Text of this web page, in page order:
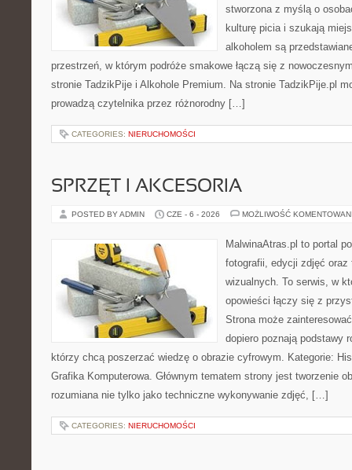
stworzona z myślą o
kulturę picia i szukają
alkoholem są
przestrzeń, w którym podróże smakowe łączą się z
stronie TadzikPije i Alkohole Premium. Na stronie TadzikPije.pl
prowadzą czytelnika przez różnorodny […]
CATEGORIES: NIERUCHOMOŚCI
SPRZĘT I AKCESORIA
POSTED BY ADMIN CZE - 6 - 2026 MOŻLIWOŚĆ
MalwinaAtras.pl to portal
fotografii, edycji zdjęć oraz
wizualnych. To serwis, w
opowieści łączy się z
Strona może
dopiero poznają podstawy
którzy chcą poszerzać wiedzę o obrazie cyfrowym. Kategorie:
Grafika Komputerowa. Głównym tematem strony jest tworzenie
rozumiana nie tylko jako techniczne wykonywanie zdjęć, […]
CATEGORIES: NIERUCHOMOŚCI